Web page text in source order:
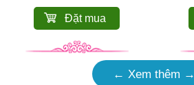
Đặt mua
← Xem thêm →